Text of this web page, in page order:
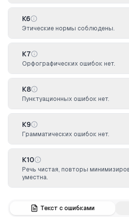
Текст с ошибками
К6
Этические нормы соблюдены.
К7
Орфографических ошибок нет.
К8
Пунктуационных ошибок нет.
К9
Грамматических ошибок нет.
К10
Речь чистая, повторы
уместна.